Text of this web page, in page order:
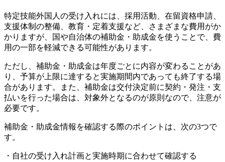
特定技能外国人の受け入れには、採用活動、在留資格申請、
支援体制の整備、教育・定着支援など、さまざまな費用がか
かりますが、国や自治体の補助金・助成金を使うことで、費
用の一部を軽減できる可能性があります。
ただし、補助金・助成金は年度ごとに内容が変わることがあ
り、予算が上限に達すると実施期間内であっても終了する場
合があります。また、補助金は交付決定前に契約・発注・支
払いを行った場合は、対象外となるのが原則なので、注意が
必要です。
補助金・助成金情報を確認する際のポイントは、次の3つで
す。
・自社の受け入れ計画と実施時期に合わせて確認する